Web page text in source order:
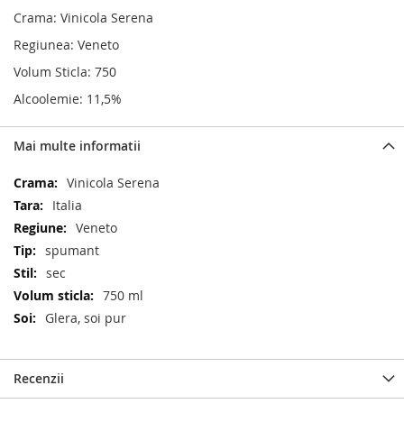
Crama: Vinicola Serena
Regiunea: Veneto
Volum Sticla: 750
Alcoolemie: 11,5%
Mai multe informatii
Mai
multe
Vinicola Serena
Italia
Veneto
spumant
sec
750 ml
Glera, soi pur
Recenzii